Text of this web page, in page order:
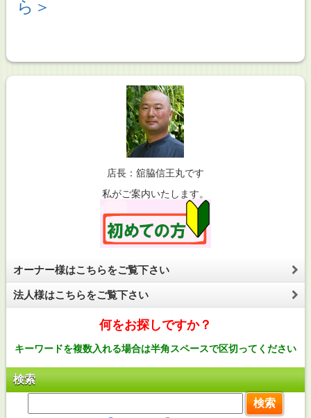
ら＞
店長：舘脇信王丸です
私がご案内いたします。
オーナー様はこちらをご覧下さい
法人様はこちらをご覧下さい
何をお探しですか？
キーワードを複数入れる場合は半角スペースで区切ってください
検索